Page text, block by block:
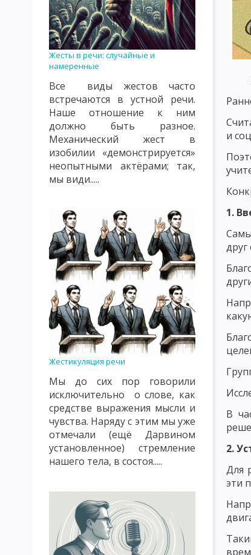
КЛАССИФИКАЦИЯ УРОКОВ. ТИПЫ УРОКОВ. ВИДЫ УРОКОВ
ВИДЫ, ФОРМЫ И МЕТОДЫ КОНТРОЛЯ И ОЦЕНКИ
СОДЕРЖАНИЕ ПЕДАГОГИЧЕСКОГО ПОНЯТИЯ
ОБЪЕКТЫ ВОСПИТАТЕЛЬНОГО ВОЗДЕЙСТВИЯ:
ТЕОРИЯ ВОСПИТАНИЯ КАК НАУЧНАЯ И УЧЕБНАЯ
ФУНКЦИИ ТЕОРИИ ВОСПИТАНИЯ СУТЬ ПРОЦЕССА
КЛАССИФИКАЦИЯ МЕТОДОВ ВОСПИТАНИЯ.
ЦЕЛЬ И ЭМОЦИОНАЛЬНО-МОТИВАЦИОННЫЙ
КОНТРОЛЬНО-РЕГУЛИРОВОЧНЫЙ КОМПОНЕНТ
ЗАКОНЫ ВОСПИТАНИЯ И ИХ ХАРАКТЕРИСТИКА
ХАРАКТЕРИСТИКА ПРИНЦИПОВ ВОСПИТАНИЯ
ПРИНЦИП ОБЩЕСТВЕННОЙ НАПРАВЛЕННОСТИ, СВЯЗИ С
ПРИНЦИП СУБЪЕКТ-СУБЪЕКТНЫЙ ХАРАКТЕР
ПРИНЦИП НАСТУПАТЕЛЬНОСТИ И АКТИВНОСТИ,
ПРИНЦИП ГУМАНИЗМА И ДЕМОКРАТИЗМА, ВЫСОКОЙ
ПРИНЦИПЫ, КАСАЮЩИЕСЯ СУБЪЕКТОВ ВОСПИТАНИЯ И
СОДЕРЖАНИЕ ВОСПИТАНИЯ КАК ПЕДАГОГИЧЕСКАЯ
ОСНОВНАЯ ЦЕЛЬ И ЗАДАЧИ НАЦИОНАЛЬНОГО
ПОНЯТИЕ О МЕТОДАХ ВОСПИТАНИЯ
ПЕДАГОГИЧЕСКАЯ ХАРАКТЕРИСТИКА СОЦИАЛЬНОЙ СРЕДЫ
ОСНОВНЫЕ ВОСПИТАТЕЛЬНЫЕ ФУНКЦИИ УЧЕБНОЙ СРЕДЫ
ЭТАПЫ И ПРИНЦИПЫ САМОВОСПИТАНИЯ МЕТОДЫ
ОСНОВЫ ПЕДАГОГИЧЕСКОГО МАСТЕРСТВА
Жесты в речи: случайные и
намеренные
Все виды жестов часто
встречаются в устной речи.
Наше отношение к ним
должно быть разное.
Механический жест в
изобилии «демонстрируется»
неопытными актёрами; так,
мы види.....
Жестикуляция речи
Мы до сих пор говорили
исключительно о слове, как
средстве выражения мысли и
чувства. Наряду с этим мы уже
отмечали (ещё Дарвином
установленное) стремление
нашего тела, в состоя.....
и
1.
друг
В
2.
Для
эти